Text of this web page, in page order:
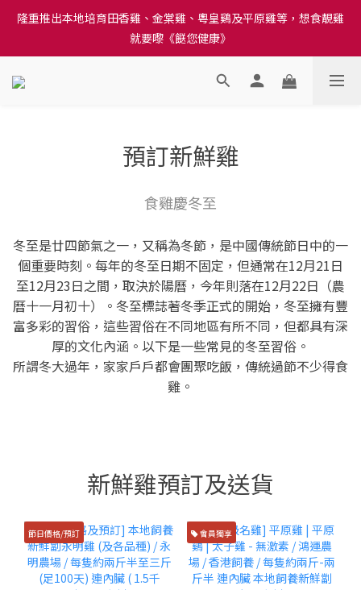
訂單結帳注意事項：送貨方法中選擇區域 - 然後當填寫地址時, 請
小心選擇分區及區域, 因資料錯誤會影響前往結帳
就要嚟《餸您健康》
訂單結帳注意事項：送貨方法中選擇區域 - 然後當填寫地址時, 請
小心選擇分區及區域, 因資料錯誤會影響前往結帳
預訂新鮮雞
食雞慶冬至
冬至是廿四節氣之一，又稱為冬節，是中國傳統節日中的一
個重要時刻。每年的冬至日期不固定，但通常在12月21日
至12月23日之間，取決於陽曆，今年則落在12月22日（農
曆十一月初十）。冬至標誌著冬季正式的開始，冬至擁有豐
富多彩的習俗，這些習俗在不同地區有所不同，但都具有深
厚的文化內涵。以下是一些常見的冬至習俗。
所謂冬大過年，家家戶戶都會團聚吃飯，傳統過節不少得食
雞。
新鮮雞預訂及送貨
節日價格/預訂 會員獨享